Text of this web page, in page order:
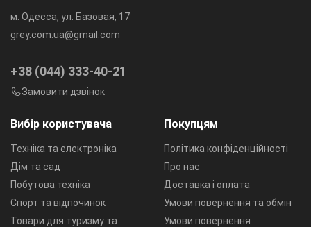
Вибір користувача
Техніка та електроніка
Дім та сад
Побутова техніка
Спорт та відпочинок
Товари для туризму та
Покупцям
Політика конфіденційності
Про нас
Доставка і оплата
Умови повернення та обмін
Умови повернення
м. Одесса, ул. Базовая, 17
grey.com.ua@gmail.com
+38 (044) 333-40-21
Замовити дзвінок